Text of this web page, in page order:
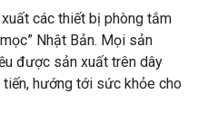
các thiết bị phòng tắm
Nhật Bản. Mọi sản
được sản xuất trên dây
hướng tới sức khỏe cho